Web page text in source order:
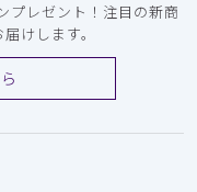
プレゼント！注目の新商
けします。